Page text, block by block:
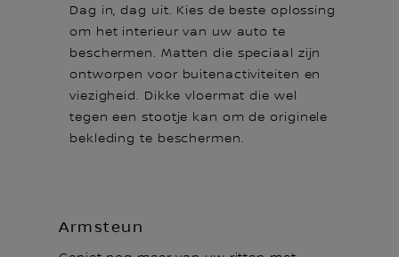
Dag in, dag uit. Kies de beste oplossing
om het interieur van uw auto te
beschermen. Matten die speciaal zijn
ontworpen voor buitenactiviteiten en
viezigheid. Dikke vloermat die wel
tegen een stootje kan om de originele
bekleding te beschermen.
Armsteun